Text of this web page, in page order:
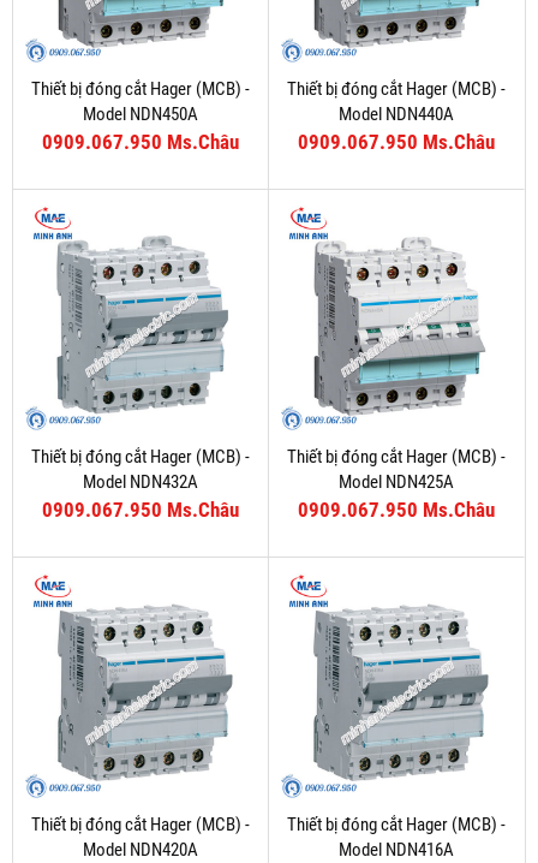
Thiết bị đóng cắt Hager (MCB) -
Model NDN450A
0909.067.950 Ms.Châu
Thiết bị đóng cắt Hager (MCB) -
Model NDN440A
0909.067.950 Ms.Châu
Thiết bị đóng cắt Hager (MCB) -
Model NDN432A
0909.067.950 Ms.Châu
Thiết bị đóng cắt Hager (MCB) -
Model NDN425A
0909.067.950 Ms.Châu
Thiết bị đóng cắt Hager (MCB) -
Model NDN420A
Thiết bị đóng cắt Hager (MCB) -
Model NDN416A